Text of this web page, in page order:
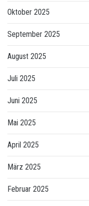
Oktober 2025
September 2025
August 2025
Juli 2025
Juni 2025
Mai 2025
April 2025
März 2025
Februar 2025